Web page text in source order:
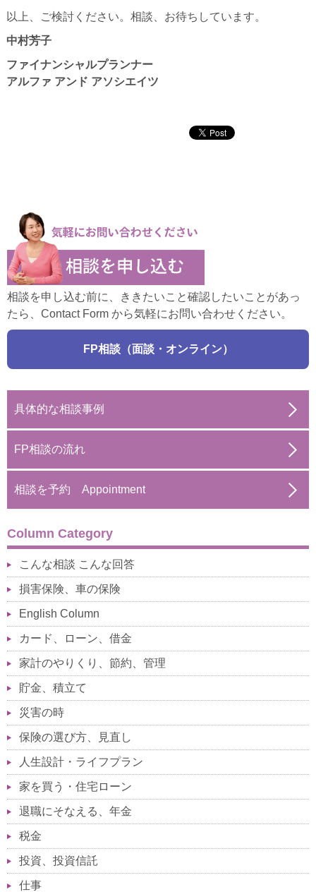
以上、ご検討ください。相談、お待ちしています。
中村芳子
ファイナンシャルプランナー
アルファ アンド アソシエイツ
相談を申し込む前に、ききたいこと確認したいことがあっ
たら、Contact Form から気軽にお問い合わせください。
FP相談（面談・オンライン）
具体的な相談事例
FP相談の流れ
相談を予約 Appointment
Column Category
こんな相談 こんな回答
損害保険、車の保険
English Column
カード、ローン、借金
家計のやりくり、節約、管理
貯金、積立て
災害の時
保険の選び方、見直し
人生設計・ライフプラン
家を買う・住宅ローン
退職にそなえる、年金
税金
投資、投資信託
仕事